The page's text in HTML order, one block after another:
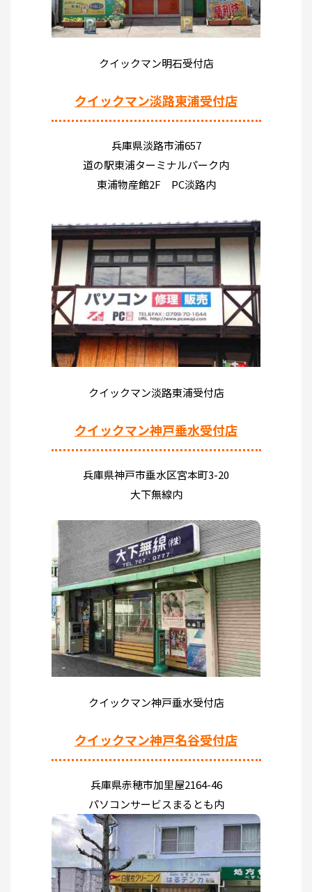
クイックマン明石受付店
クイックマン淡路東浦受付店
兵庫県淡路市浦657
道の駅東浦ターミナルパーク内
東浦物産館2F PC淡路内
クイックマン淡路東浦受付店
クイックマン神戸垂水受付店
兵庫県神戸市垂水区宮本町3-20
大下無線内
クイックマン神戸垂水受付店
クイックマン神戸名谷受付店
兵庫県赤穂市加里屋2164-46
パソコンサービスまるとも内